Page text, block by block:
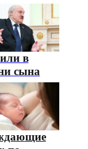
в
сына